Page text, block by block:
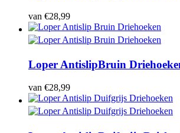
van €28,99
Loper AntislipBruin
van €28,99